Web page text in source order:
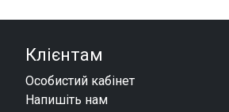
Клієнтам
Особистий кабінет
Напишіть нам